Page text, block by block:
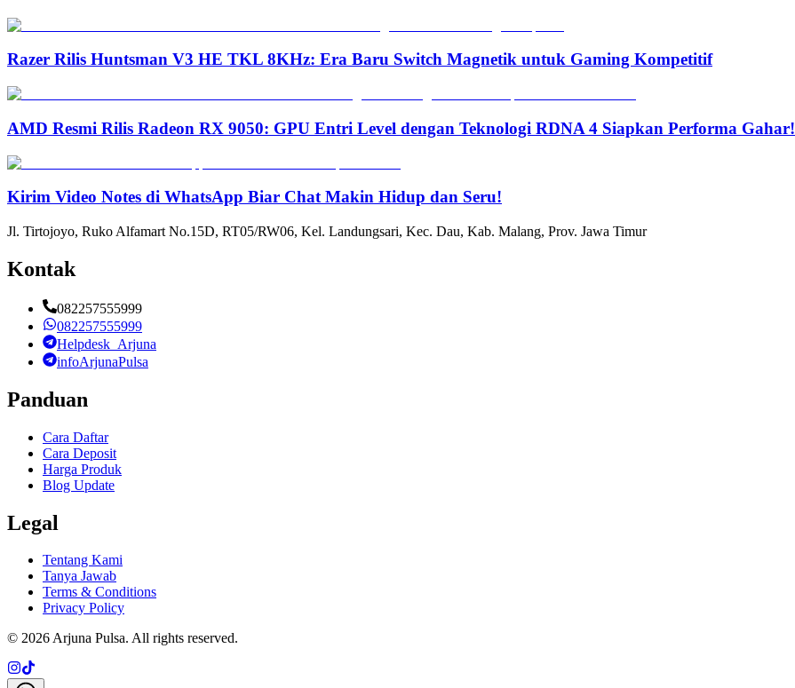
Razer Rilis Huntsman V3 HE TKL 8KHz: Era Baru Switch Magnetik untuk Gaming Kompetitif
AMD Resmi Rilis Radeon RX 9050: GPU Entri Level dengan Teknologi RDNA 4 Siapkan Performa Gahar!
Kirim Video Notes di WhatsApp Biar Chat Makin Hidup dan Seru!
Jl. Tirtojoyo, Ruko Alfamart No.15D, RT05/RW06, Kel. Landungsari, Kec. Dau, Kab. Malang, Prov. Jawa Timur
Kontak
082257555999
082257555999
Helpdesk_Arjuna
infoArjunaPulsa
Panduan
Cara Daftar
Cara Deposit
Harga Produk
Blog Update
Legal
Tentang Kami
Tanya Jawab
Terms & Conditions
Privacy Policy
© 2026Arjuna Pulsa. All rights reserved.